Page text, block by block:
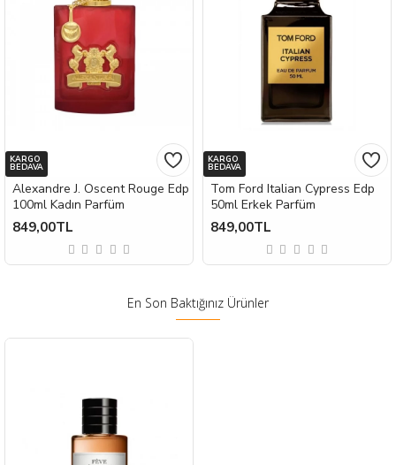
KARGO
BEDAVA
Alexandre J. Oscent Rouge Edp
100ml Kadın Parfüm
849,00TL
KARGO
BEDAVA
Tom Ford Italian Cypress Edp
50ml Erkek Parfüm
849,00TL
En Son Baktığınız Ürünler